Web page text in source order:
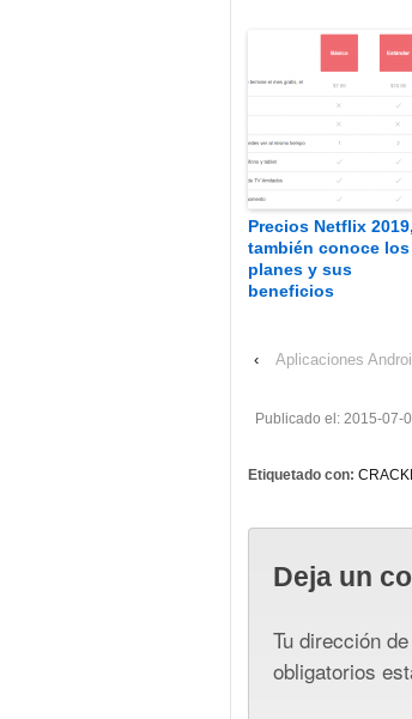
Precios Netflix 2019,
también conoce los
planes y sus
beneficios
‹ Aplicaciones
Publicado el: 2015-07-
Etiquetado con:
Deja un
Tu dirección
obligatorios